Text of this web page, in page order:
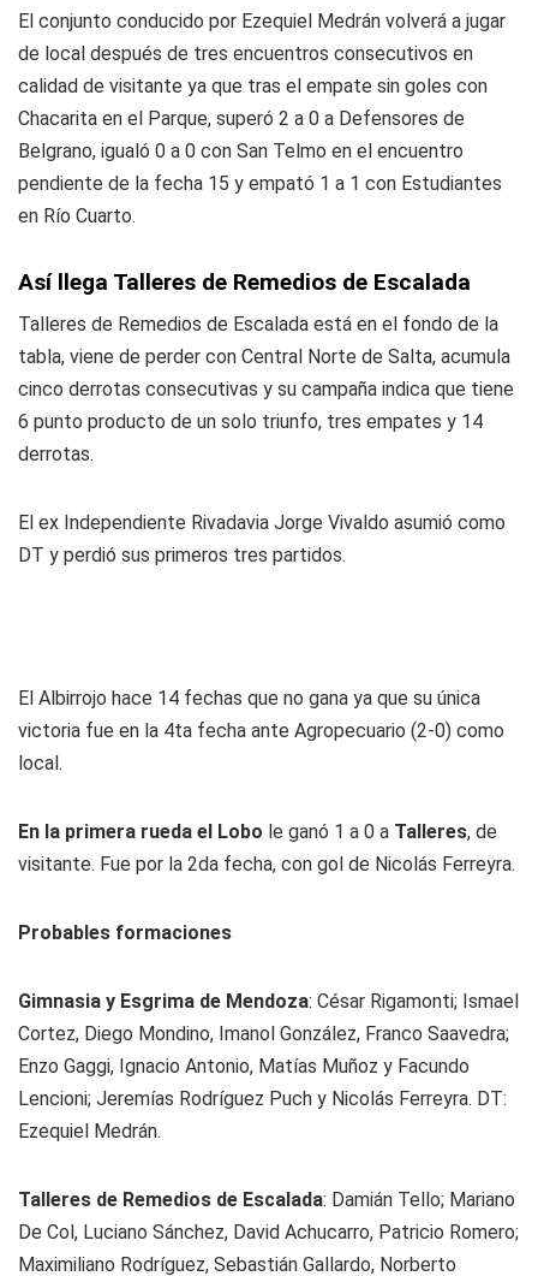
El conjunto conducido por Ezequiel Medrán volverá a jugar
de local después de tres encuentros consecutivos en
calidad de visitante ya que tras el empate sin goles con
Chacarita en el Parque, superó 2 a 0 a Defensores de
Belgrano, igualó 0 a 0 con San Telmo en el encuentro
pendiente de la fecha 15 y empató 1 a 1 con Estudiantes
en Río Cuarto.
Así llega Talleres de Remedios de Escalada
Talleres de Remedios de Escalada está en el fondo de la
tabla, viene de perder con Central Norte de Salta, acumula
cinco derrotas consecutivas y su campaña indica que tiene
6 punto producto de un solo triunfo, tres empates y 14
derrotas.
El ex Independiente Rivadavia Jorge Vivaldo asumió como
DT y perdió sus primeros tres partidos.
El Albirrojo hace 14 fechas que no gana ya que su única
victoria fue en la 4ta fecha ante Agropecuario (2-0) como
local.
En la primera rueda el Lobo le ganó 1 a 0 a Talleres, de
visitante. Fue por la 2da fecha, con gol de Nicolás Ferreyra.
Probables formaciones
Gimnasia y Esgrima de Mendoza: César Rigamonti; Ismael
Cortez, Diego Mondino, Imanol González, Franco Saavedra;
Enzo Gaggi, Ignacio Antonio, Matías Muñoz y Facundo
Lencioni; Jeremías Rodríguez Puch y Nicolás Ferreyra. DT:
Ezequiel Medrán.
Talleres de Remedios de Escalada: Damián Tello; Mariano
De Col, Luciano Sánchez, David Achucarro, Patricio Romero;
Maximiliano Rodríguez, Sebastián Gallardo, Norberto